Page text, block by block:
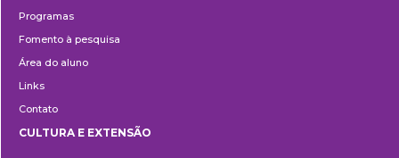
Programas
Fomento à pesquisa
Área do aluno
Links
Contato
CULTURA E EXTENSÃO